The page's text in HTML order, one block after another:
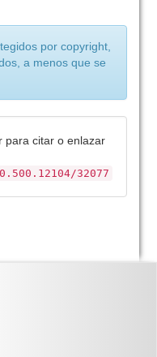
por copyright,
a menos que se
para citar o enlazar
32077